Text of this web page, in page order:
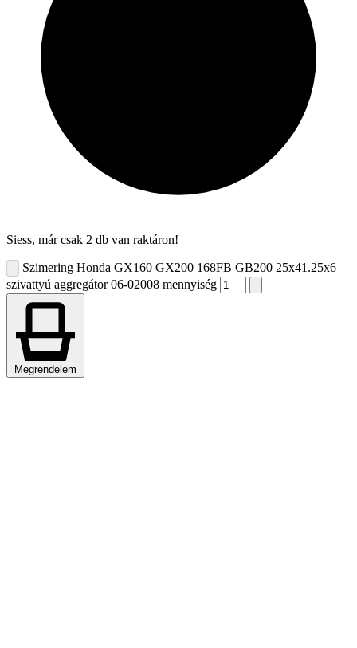
Siess, már csak 2 db van raktáron!
Szimering Honda GX160 GX200 168FB GB200 25x41.25x6
szivattyú aggregátor 06-02008 mennyiség
Megrendelem